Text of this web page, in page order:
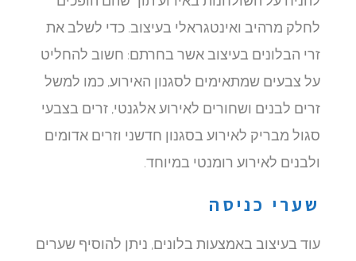
לחלק מרהיב ואינטגראלי בעיצוב. כדי לשלב את
זרי הבלונים בעיצוב אשר בחרתם: חשוב להחליט
על צבעים שמתאימים לסגנון האירוע, כמו למשל
זרים לבנים ושחורים לאירוע אלגנטי, זרים בצבעי
סגול מבריק לאירוע בסגנון חדשני וזרים אדומים
ולבנים לאירוע רומנטי במיוחד.
שערי כניסה
עוד בעיצוב באמצעות בלונים, ניתן להוסיף שערים